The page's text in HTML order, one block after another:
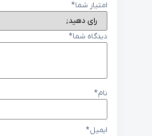
امتیاز شما*
دیدگاه شما*
نام*
ایمیل*